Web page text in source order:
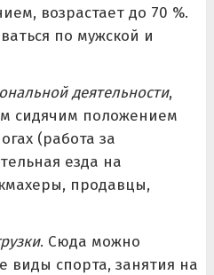
возрастает до 70 %.
по мужской и
деятельности,
сидячим положением
(работа за
езда на
продавцы,
. Сюда можно
виды спорта, занятия на